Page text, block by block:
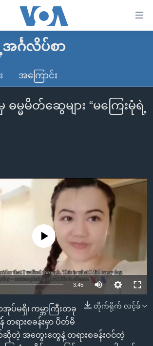
င်း
မယ်
ပ်စာ
စာ
ပ်စာ
ချက်အလက်များ
စဉ်
ား
း
င်္ဂလိပ်စာ
အကြောင်း
ဓမ္မမိတ်ဆွေများ “မကြေးမုံရဲ့
source currently available
3:45
တိုက်ရိုက် လင့်ခ်
ပ်မရှိ၊ ကမ္ဘာကြီးတခု
တရားစခန်းမှာ ပိတ်မိ
ဆိုတဲ့ အတွေးတွေနဲ့ တရားစခန်းဝင်တဲ့